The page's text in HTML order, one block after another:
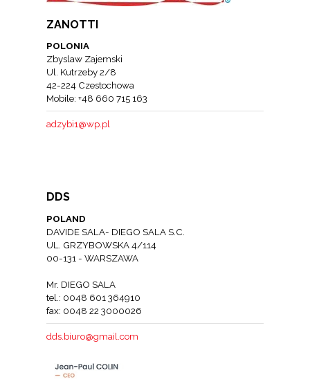
ZANOTTI
POLONIA
Zbyslaw Zajemski
Ul. Kutrzeby 2/8
42-224 Czestochowa
Mobile: +48 660 715 163
adzybi1@wp.pl
DDS
POLAND
DAVIDE SALA- DIEGO SALA S.C.
UL. GRZYBOWSKA 4/114
00-131 - WARSZAWA
Mr. DIEGO SALA
tel.: 0048 601 364910
fax: 0048 22 3000026
dds.biuro@gmail.com